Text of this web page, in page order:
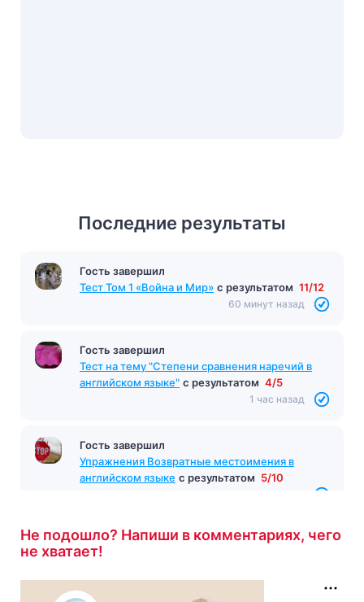
Последние результаты
Гость завершил
Тест «Горе от ума» с результатом 9/15
59 минут назад
Гость завершил
Тест Том 1 «Война и Мир» с результатом 11/12
60 минут назад
Гость завершил
Тест на тему "Степени сравнения наречий в
английском языке" с результатом 4/5
1 час назад
Гость завершил
Упражнения Возвратные местоимения в
английском языке с результатом 5/10
Не подошло? Напиши в комментариях, чего
не хватает!